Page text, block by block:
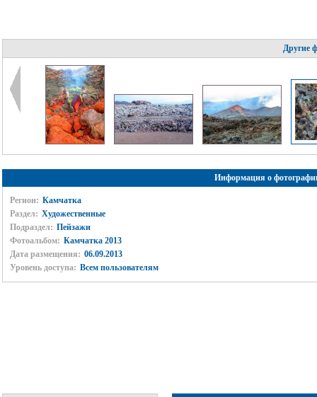
Другие
Информация о
Регион: Камчатка
Раздел: Художественные
Подраздел: Пейзажи
Фотоальбом: Камчатка 2013
Дата размещения: 06.09.2013
Уровень доступа: Всем пользователям